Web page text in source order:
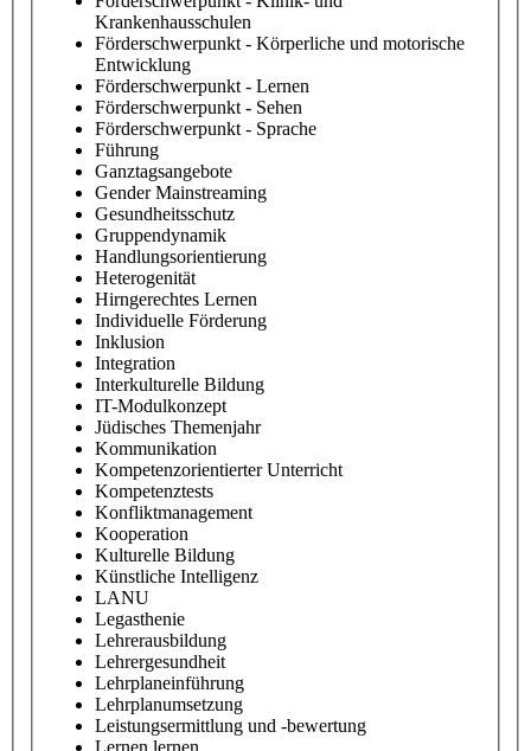
Krankenhausschulen
Förderschwerpunkt - Körperliche und motorische
Entwicklung
Förderschwerpunkt - Lernen
Förderschwerpunkt - Sehen
Förderschwerpunkt - Sprache
Führung
Ganztagsangebote
Gender Mainstreaming
Gesundheitsschutz
Gruppendynamik
Handlungsorientierung
Heterogenität
Hirngerechtes Lernen
Individuelle Förderung
Inklusion
Integration
Interkulturelle Bildung
IT-Modulkonzept
Jüdisches Themenjahr
Kommunikation
Kompetenzorientierter Unterricht
Kompetenztests
Konfliktmanagement
Kooperation
Kulturelle Bildung
Künstliche Intelligenz
LANU
Legasthenie
Lehrerausbildung
Lehrergesundheit
Lehrplaneinführung
Lehrplanumsetzung
Leistungsermittlung und -bewertung
Lernen lernen